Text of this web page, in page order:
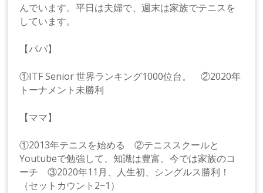
んでいます。平日は夫婦で、週末は家族でテニスを
しています。
【パパ】
①ITF Senior 世界ランキング1000位台。 ②2020年
トーナメント未勝利
【ママ】
①2013年テニスを始める ②テニススクールと
Youtubeで勉強して、知識は豊富。今では家族のコ
ーチ ③2020年11月、人生初、シングルス勝利！
（セットカウント2−1）